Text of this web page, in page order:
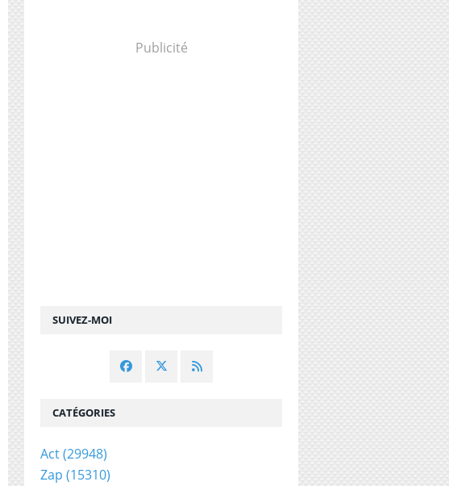
SUIVEZ-MOI
Publicité
CATÉGORIES
Act(29948)
Zap (15310)